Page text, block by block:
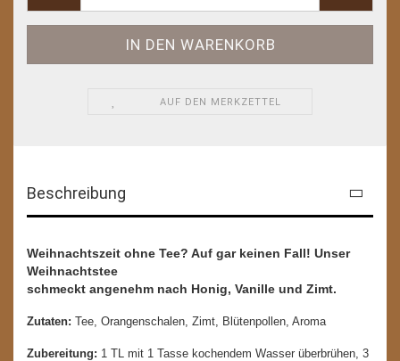
AUF DEN MERKZETTEL
Beschreibung
Weihnachtszeit ohne Tee? Auf gar keinen Fall! Unser
Weihnachtstee
schmeckt angenehm nach Honig, Vanille und Zimt.
Zutaten: Tee, Orangenschalen, Zimt, Blütenpollen, Aroma
Zubereitung: 1 TL mit 1 Tasse kochendem Wasser überbrühen, 3